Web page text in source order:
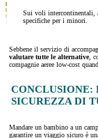
Sui voli intercontinentali,
specifiche per i minori.
Sebbene il servizio di
valutare tutte le alternative,
compagnie aeree low-cost
CONCLUSIONE:
SICUREZZA DI
Mandare un bambino a un
garantire un viaggio sicuro è